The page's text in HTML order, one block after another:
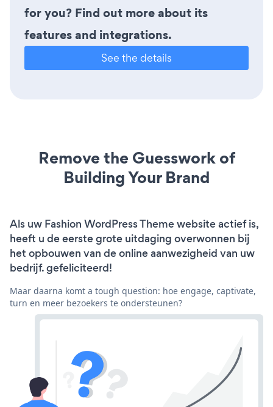
for you? Find out more about its
features and integrations.
See the details
Remove the Guesswork of
Building Your Brand
Als uw Fashion WordPress Theme website actief is,
heeft u de eerste grote uitdaging overwonnen bij
het opbouwen van de online aanwezigheid van uw
bedrijf. gefeliciteerd!
Maar daarna komt a tough question: hoe engage, captivate,
turn en meer bezoekers te ondersteunen?